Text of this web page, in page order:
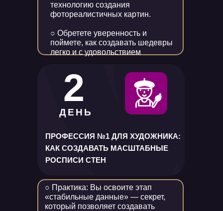
технологию создания
фотореалистичных картин.
○ Обретете уверенность и
поймете, как создавать шедевры
легко и с удовольствием
○ Практика: Вы освоите этап
«стабильные данные» — секрет,
который позволяет создавать
ПРОФЕССИЯ №1 ДЛЯ ХУДОЖНИКА:
КАК СОЗДАВАТЬ МАСШТАБНЫЕ
РОСПИСИ СТЕН
2
ДЕНЬ